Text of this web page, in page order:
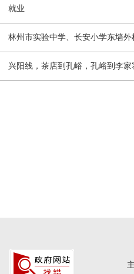
就业
兴阳线，茶店到孔峪，孔峪到李